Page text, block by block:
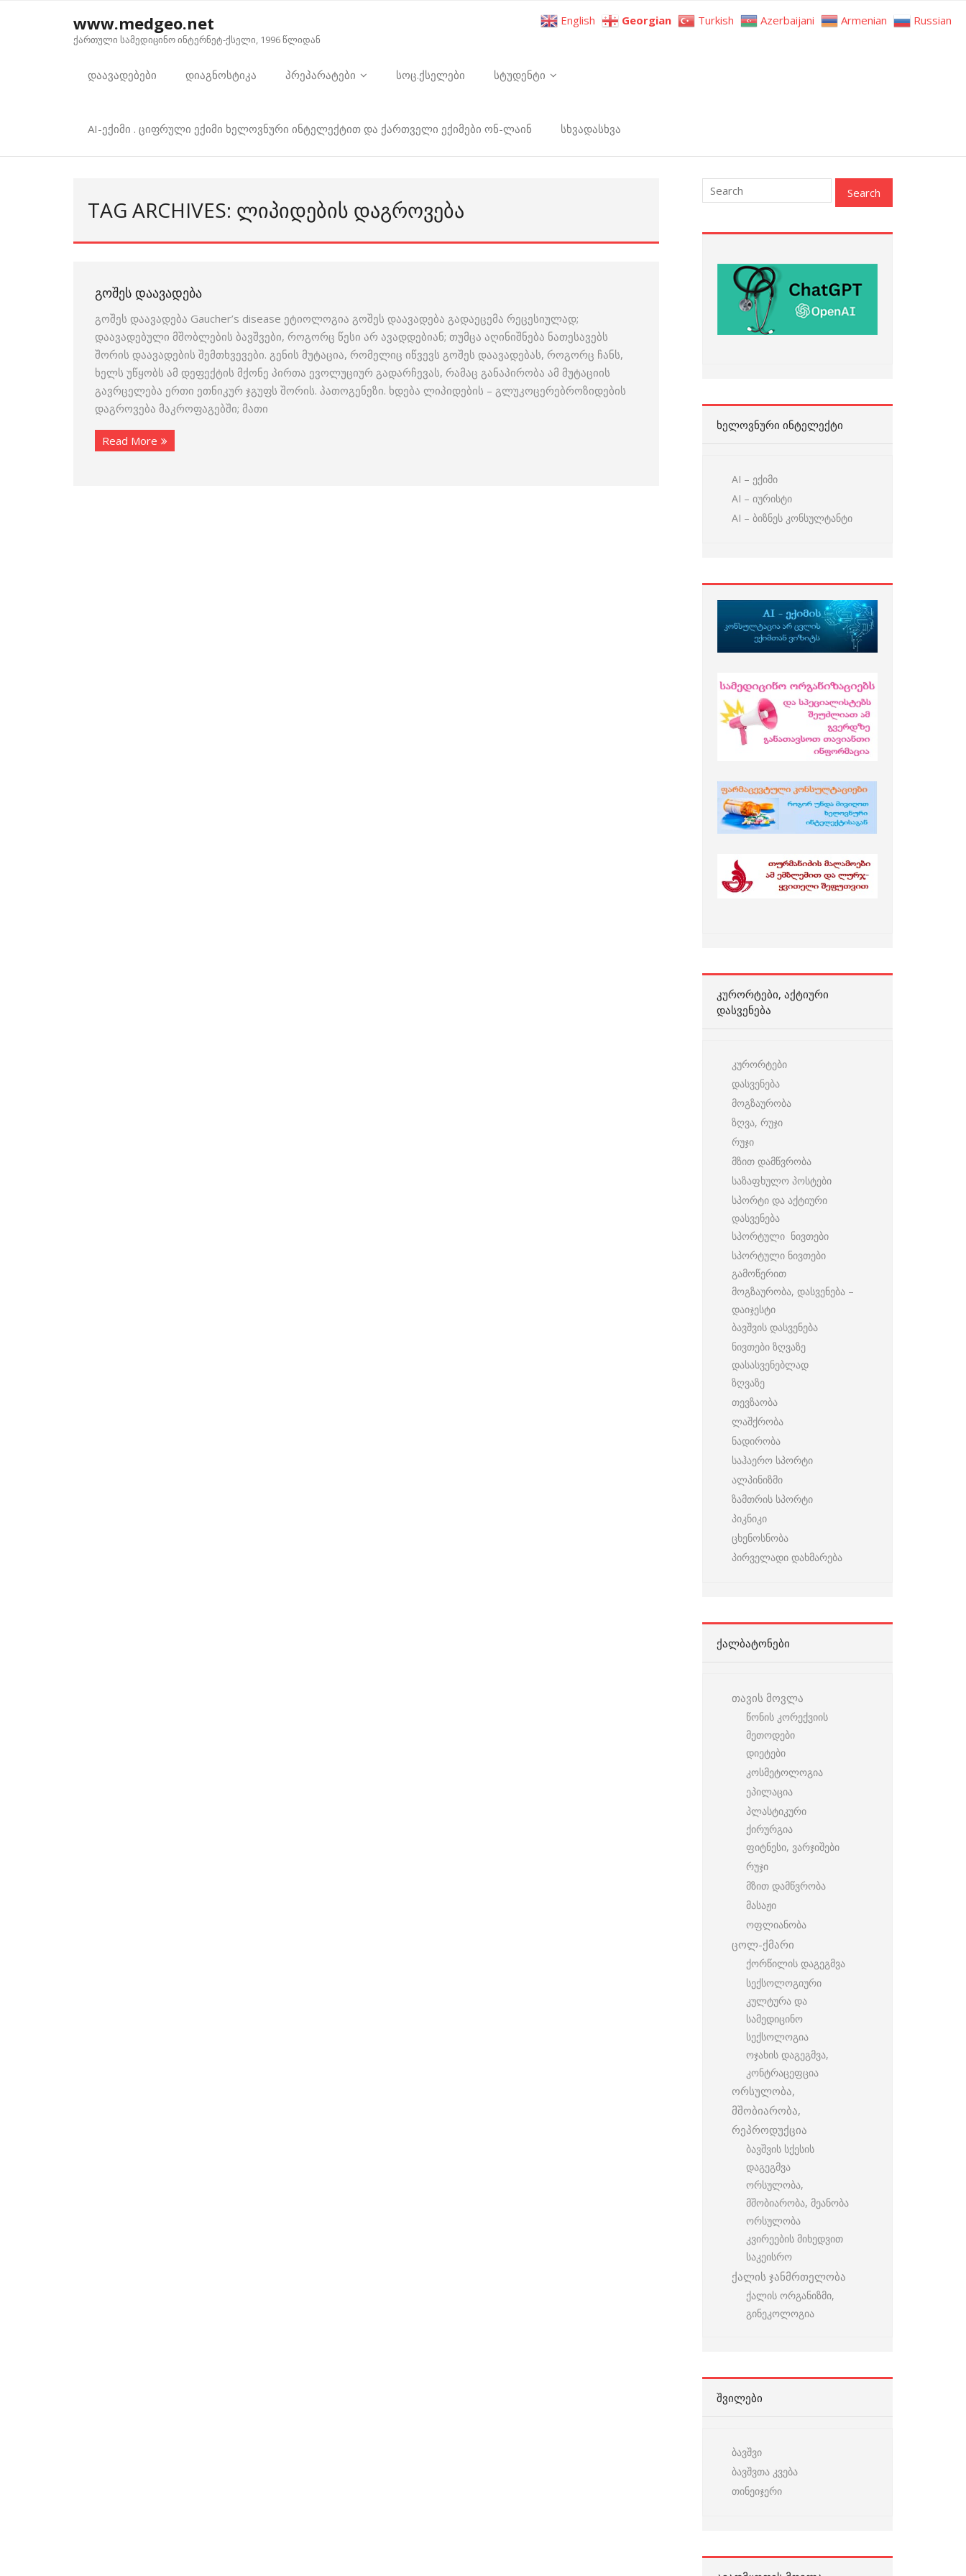
www.medgeo.net
ქართული სამედიცინო ინტერნეტ-ქსელი, 1996 წლიდან
დაავადებები დიაგნოსტიკა პრეპარატები სოც.ქსელები სტუდენტი
AI-ექიმი . ციფრული ექიმი ხელოვნური ინტელექტით და ქართველი ექიმები ონ-ლაინ სხვადასხვა
TAG ARCHIVES: ᲚᲘᲞᲘᲓᲔᲑᲘᲡ ᲓᲐᲒᲠᲝᲕᲔᲑᲐ
ᲒᲝᲨᲔᲡ ᲓᲐᲐᲕᲐᲓᲔᲑᲐ
გოშეს დაავადება Gaucher’s disease ეტიოლოგია გოშეს დაავადება გადაეცემა რეცესიულად;
დაავადებული მშობლების ბავშვები, როგორც წესი არ ავადდებიან; თუმცა აღინიშნება ნათესავებს
შორის დაავადების შემთხვევები. გენის მუტაცია, რომელიც იწვევს გოშეს დაავადებას, როგორც ჩანს,
ხელს უწყობს ამ დეფექტის მქონე პირთა ევოლუციურ გადარჩევას, რამაც განაპირობა ამ მუტაციის
გავრცელება ერთი ეთნიკურ ჯგუფს შორის. პათოგენეზი. ხდება ლიპიდების – გლუკოცერებროზიდების
დაგროვება მაკროფაგებში; მათი
Read More
ᲮᲔᲚᲝᲕᲜᲣᲠᲘ ᲘᲜᲢᲔᲚᲔᲥᲢᲘ
AI – ექიმი
AI – იურისტი
AI – ბიზნეს კონსულტანტი
ᲙᲣᲠᲝᲠᲢᲔᲑᲘ, ᲐᲥᲢᲘᲣᲠᲘ
ᲓᲐᲡᲕᲔᲜᲔᲑᲐ
კურორტები
დასვენება
მოგზაურობა
ზღვა, რუჯი
რუჯი
მზით დამწვრობა
საზაფხულო პოსტები
სპორტი და აქტიური
დასვენება
სპორტული ნივთები
სპორტული ნივთები
გამოწერით
მოგზაურობა, დასვენება –
დაიჯესტი
ბავშვის დასვენება
ნივთები ზღვაზე
დასასვენებლად
ზღვაზე
თევზაობა
ლაშქრობა
ნადირობა
საჰაერო სპორტი
ალპინიზმი
ზამთრის სპორტი
პიკნიკი
ცხენოსნობა
პირველადი დახმარება
ᲥᲐᲚᲑᲐᲢᲝᲜᲔᲑᲘ
თავის მოვლა
წონის კორექვიის
მეთოდები
დიეტები
კოსმეტოლოგია
ეპილაცია
პლასტიკური
ქირურგია
ფიტნესი, ვარჯიშები
რუჯი
მზით დამწვრობა
მასაჟი
ოფლიანობა
ცოლ-ქმარი
ქორწილის დაგეგმვა
სექსოლოგიური
კულტურა და
სამედიცინო
სექსოლოგია
ოჯახის დაგეგმვა,
კონტრაცეფცია
ორსულობა,
მშობიარობა,
რეპროდუქცია
ბავშვის სქესის
დაგეგმვა
ორსულობა,
მშობიარობა, მეანობა
ორსულობა
კვირეების მიხედვით
საკეისრო
ქალის ჯანმრთელობა
ქალის ორგანიზმი,
გინეკოლოგია
ᲨᲕᲘᲚᲔᲑᲘ
ბავშვი
ბავშვთა კვება
თინეიჯერი
English Georgian Turkish Azerbaijani Armenian Russian